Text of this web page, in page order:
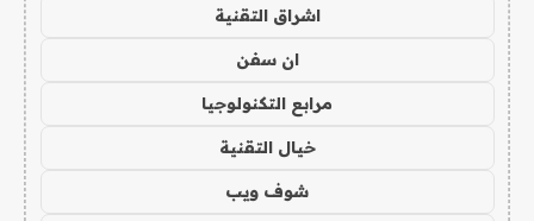
اشراق التقنية
ان سفن
مرابع التكنولوجيا
خيال التقنية
شوف ويب